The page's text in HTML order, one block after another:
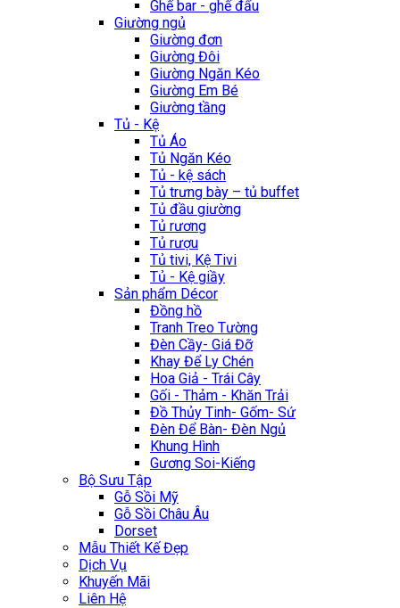
Ghế bar - ghế đẩu
Giường ngủ
Giường đơn
Giường Đôi
Giường Ngăn Kéo
Giường Em Bé
Giường tầng
Tủ - Kệ
Tủ Áo
Tủ Ngăn Kéo
Tủ - kệ sách
Tủ trưng bày – tủ buffet
Tủ đầu giường
Tủ rương
Tủ rượu
Tủ tivi, Kệ Tivi
Tủ - Kệ giầy
Sản phẩm Décor
Đồng hồ
Tranh Treo Tường
Đèn Cầy- Giá Đỡ
Khay Để Ly Chén
Hoa Giả - Trái Cây
Gối - Thảm - Khăn Trải
Đồ Thủy Tinh- Gốm- Sứ
Đèn Để Bàn- Đèn Ngủ
Khung Hình
Gương Soi-Kiếng
Bộ Sưu Tập
Gỗ Sồi Mỹ
Gỗ Sồi Châu Âu
Dorset
Mẫu Thiết Kế Đẹp
Dịch Vụ
Khuyến Mãi
Liên Hệ